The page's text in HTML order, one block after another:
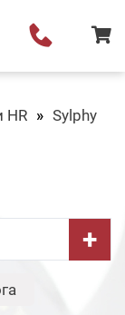
HR Sylphy
+